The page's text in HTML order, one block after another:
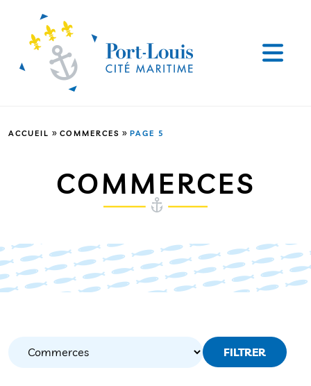
ACCUEIL » COMMERCES » PAGE 5
COMMERCES
FILTRER